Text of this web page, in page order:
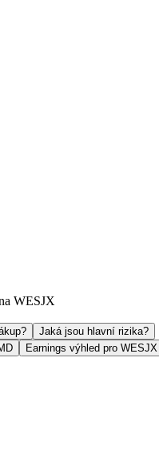
WESJX
Jaká jsou hlavní rizika?
Earnings výhled pro WESJX